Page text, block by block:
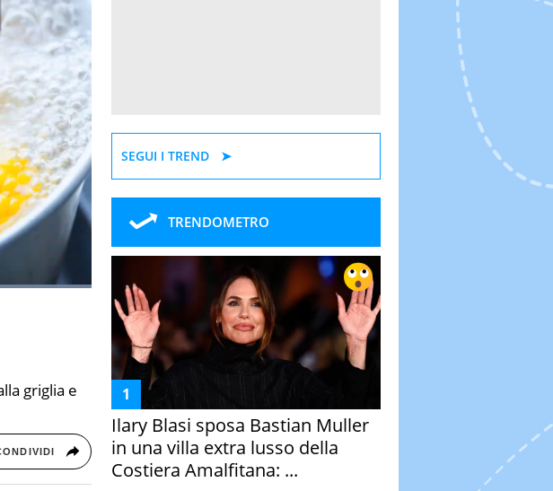
griglia e
SEGUI I TREND
TRENDOMETRO
Ilary Blasi sposa Bastian Muller
in una villa extra lusso della
Costiera Amalfitana: ...